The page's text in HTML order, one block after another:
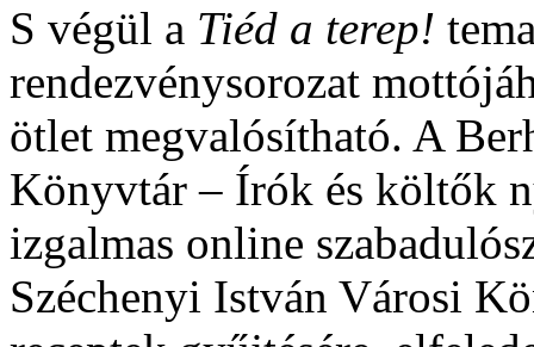
S végül a Tiéd a terep!
rendezvénysorozat
ötlet megvalósítható. A
Könyvtár – Írók és költők
izgalmas online
Széchenyi István Városi